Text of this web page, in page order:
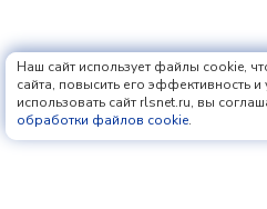
Наш сайт использует файлы cookie,
сайта, повысить его эффективность
использовать сайт rlsnet.ru, вы
обработки файлов cookie.